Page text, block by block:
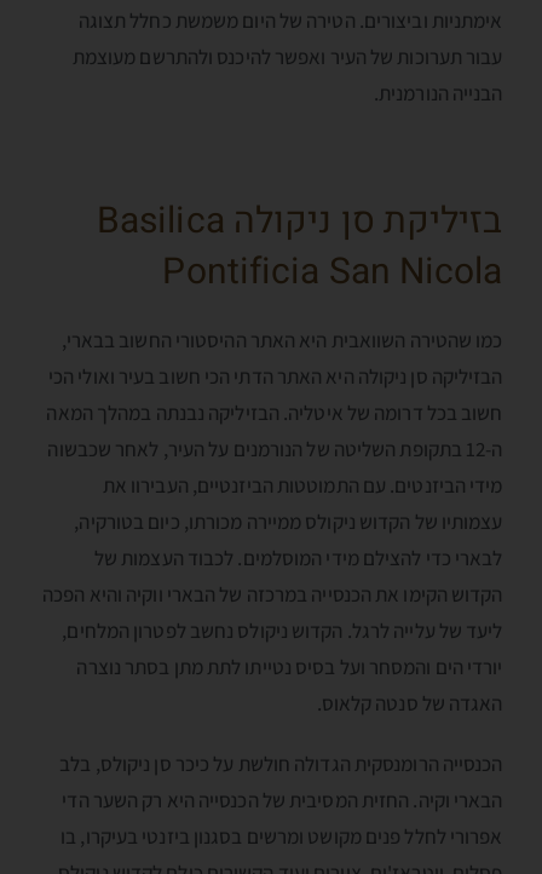
אימתניות וביצורים. הטירה של היום משמשת כחלל תצוגה
עבור תערוכות של העיר ואפשר להיכנס ולהתרשם מעוצמת
הבנייה הנורמנית.
בזיליקת סן ניקולה Basilica
Pontificia San Nicola
כמו שהטירה השוואבית היא האתר ההיסטורי החשוב בבארי,
הבזיליקה סן ניקולה היא האתר הדתי הכי חשוב בעיר ואולי הכי
חשוב בכל דרומה של איטליה. הבזיליקה נבנתה במהלך המאה
ה-12 בתקופת השליטה של הנורמנים על העיר, לאחר שכבשוה
מידי הביזנטים. עם התמוטטות הביזנטיים, העבירוו את
עצמותיו של הקדוש ניקולס ממיירה מכורתו, כיום בטורקיה,
לבארי כדי להצילם מידי המוסלמים. לכבוד העצמות של
הקדוש הקימו את הכנסייה במרכזה של הבארי ווקיה והיא הפכה
ליעד של עלייה לרגל. הקדוש ניקולס נחשב לפטרון המלחים,
יורדי הים והמסחר ועל בסיס נטייתו לתת מתן בסתר נוצרה
האגדה של סנטה קלאוס.
הכנסייה הרומנסקית הגדולה חולשת על כיכר סן ניקולס, בלב
הבארי וקיה. החזית המסיבית של הכנסייה היא רק השער הדי
אפרורי לחלל פנים מקושט ומרשים בסגנון ביזנטי בעיקרו, בו